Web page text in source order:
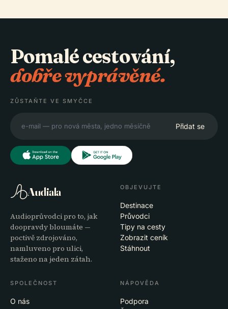
Pomalé cestování,
dobře vyprávěné.
ZŮSTAŇTE VE SMYČCE
Přidat se
Audiala
Audioprůvodci pro to, jak
doopravdy bloumáte —
poctivě zdrojováno,
namluveno pro ulici,
staženo na jeden zátah.
OBJEVUJTE
Destinace
Průvodci
Tipy na cesty
Zobrazit ceník
Stáhnout
SPOLEČNOST
O nás
NÁPOVĚDA
Podpora